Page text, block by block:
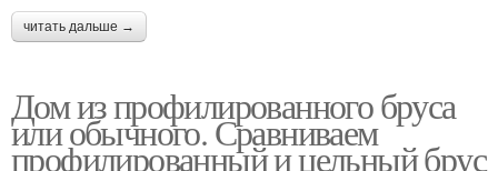
читать дальше →
Дом из профилированного бруса
или обычного. Сравниваем
профилированный и цельный брус